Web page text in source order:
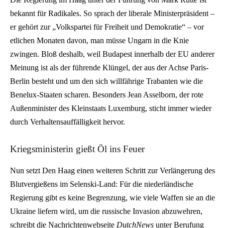
bekannt für Radikales. So sprach der liberale Ministerpräsident –
er gehört zur „Volkspartei für Freiheit und Demokratie“ – vor
etlichen Monaten davon, man müsse Ungarn in die Knie
zwingen. Bloß deshalb, weil Budapest innerhalb der EU anderer
Meinung ist als der führende Klüngel, der aus der Achse Paris-
Berlin besteht und um den sich willfährige Trabanten wie die
Benelux-Staaten scharen. Besonders Jean Asselborn, der rote
Außenminister des Kleinstaats Luxemburg, sticht immer wieder
durch Verhaltensauffälligkeit hervor.
Kriegsministerin gießt Öl ins Feuer
Nun setzt Den Haag einen weiteren Schritt zur Verlängerung des
Blutvergießens im Selenski-Land: Für die niederländische
Regierung gibt es keine Begrenzung, wie viele Waffen sie an die
Ukraine liefern wird, um die russische Invasion abzuwehren,
schreibt die Nachrichtenwebseite DutchNews unter Berufung